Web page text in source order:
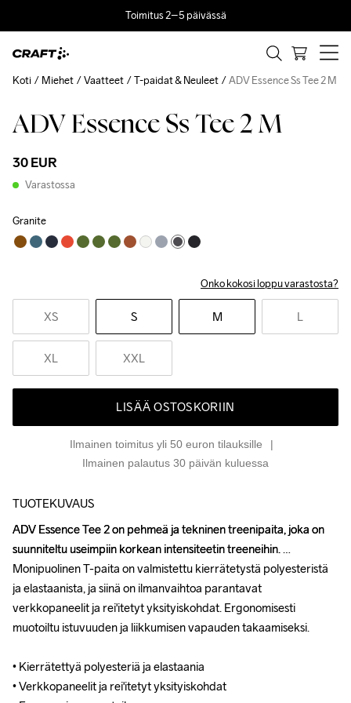
Toimitus 2–5 päivässä
ADV Essence Ss Tee 2 M
30 EUR
Varastossa
Granite
Onko kokosi loppu varastosta?
XS S M L
XL XXL
LISÄÄ OSTOSKORIIN
Ilmainen toimitus yli 50 euron tilauksille
Ilmainen palautus 30 päivän kuluessa
Koti Miehet Vaatteet T-paidat & Neuleet ADV Essence Ss Tee 2 M
TUOTEKUVAUS
ADV Essence Tee 2 on pehmeä ja tekninen treenipaita, joka on
suunniteltu useimpiin korkean intensiteetin treeneihin.
Monipuolinen T-paita on valmistettu kierrätetystä polyesteristä
ja elastaanista, ja siinä on ilmanvaihtoa parantavat
verkkopaneelit ja rei'itetyt yksityiskohdat. Ergonomisesti
muotoiltu istuvuuden ja liikkumisen vapauden takaamiseksi.
• Kierrätettyä polyesteriä ja elastaania
• Verkkopaneelit ja rei'itetyt yksityiskohdat
ADV Essence Tee 2 on pehmeä ja tekninen treenipaita, joka on
suunniteltu useimpiin korkean intensiteetin treeneihin.
Monipuolinen T-paita on valmistettu kierrätetystä polyesteristä
ja elastaanista, ja siinä on ilmanvaihtoa parantavat
verkkopaneelit ja rei'itetyt yksityiskohdat. Ergonomisesti
muotoiltu istuvuuden ja liikkumisen vapauden takaamiseksi.
• Kierrätettyä polyesteriä ja elastaania
• Verkkopaneelit ja rei'itetyt yksityiskohdat